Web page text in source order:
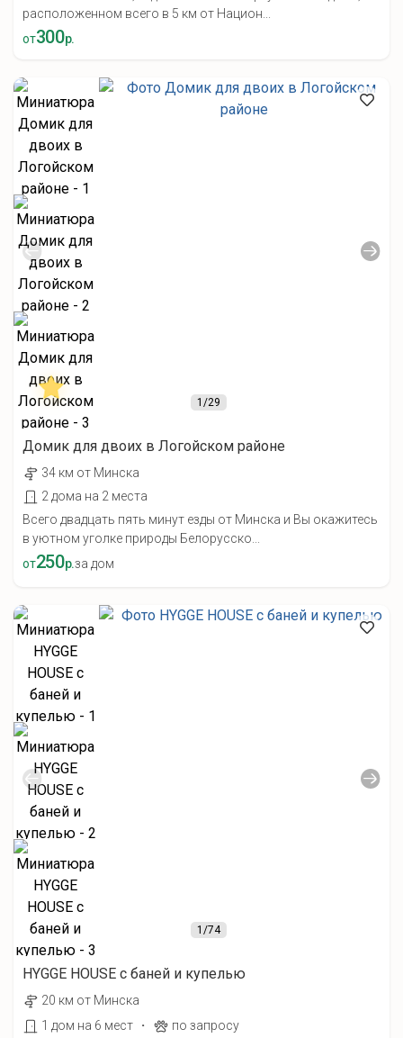
расположенном всего в 5 км от Национ...
от300р.
1/29
Домик для двоих в Логойском районе
34 км от Минска
2 дома на 2 места
Всего двадцать пять минут езды от Минска и Вы окажитесь
в уютном уголке природы Белорусско...
от250р.за дом
1/74
HYGGE HOUSE с баней и купелью
20 км от Минска
1 дом на 6 мест
· по запросу